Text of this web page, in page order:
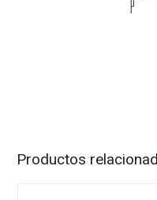
Productos